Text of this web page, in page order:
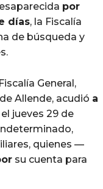
por
días, la Fiscalía
de búsqueda y
General,
Allende, acudió a
jueves 29 de
quienes —
su cuenta para